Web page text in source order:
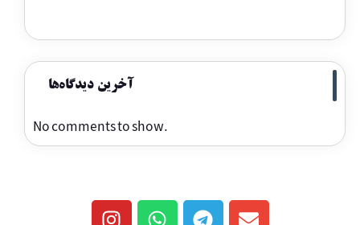
آخرین دیدگاه‌ها
No comments to show.